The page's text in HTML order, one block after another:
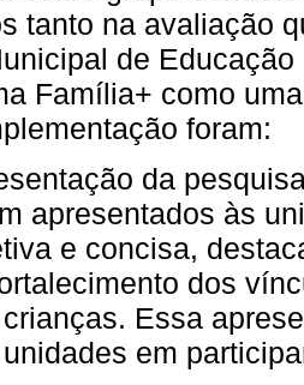
tanto na avaliação
de
Família+ como
foram:
da
apresentados às
e concisa,
dos
Essa
em